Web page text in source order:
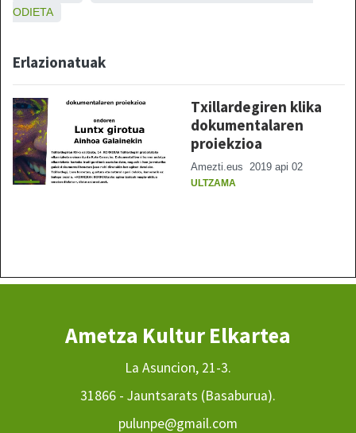
ODIETA
Erlazionatuak
Txillardegiren klika
dokumentalaren
proiekzioa
Amezti.eus 2019 api 02
ULTZAMA
Ametza Kultur Elkartea
La Asuncion, 21-3.
31866 - Jauntsarats (Basaburua).
pulunpe@gmail.com